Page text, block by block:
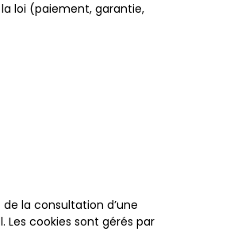
loi (paiement, garantie,
la consultation d’une
cookies sont gérés par